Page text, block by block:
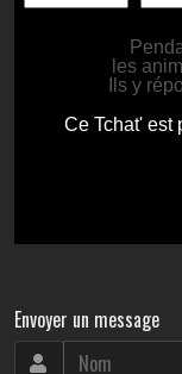
Envoyer un message